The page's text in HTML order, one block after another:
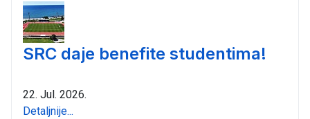
SRC daje benefite studentima!
22. Jul. 2026.
Detaljnije...